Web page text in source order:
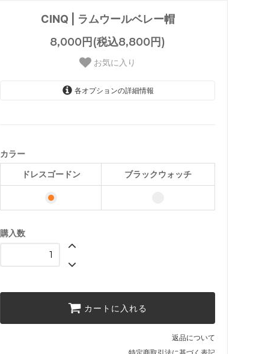
CINQ | ラムウールベレー帽
8,000円(税込8,800円)
お気に入り
各オプションの詳細情報
カラー
ドレスゴードン
ブラックウォッチ
購入数
カートに入れる
返品について